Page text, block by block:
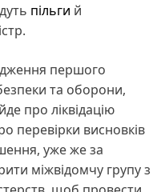
пільги й
першого
та оборони,
про ліквідацію
перевірки висновків
уже же за
міжвідомчу групу з